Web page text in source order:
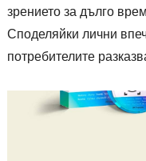
зрението за дълго
Споделяйки лични
потребителите